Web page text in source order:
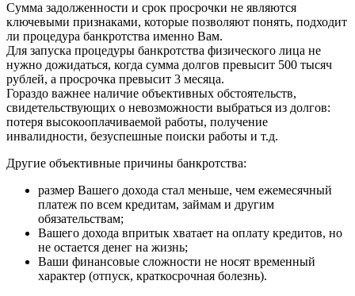
Сумма задолженности и срок просрочки не являются
ключевыми признаками, которые позволяют понять, подходит
ли процедура банкротства именно Вам.
Для запуска процедуры банкротства физического лица не
нужно дожидаться, когда сумма долгов превысит 500 тысяч
рублей, а просрочка превысит 3 месяца.
Гораздо важнее наличие объективных обстоятельств,
свидетельствующих о невозможности выбраться из долгов:
потеря высокооплачиваемой работы, получение
инвалидности, безуспешные поиски работы и т.д.
Другие объективные причины банкротства:
размер Вашего дохода стал меньше, чем ежемесячный
платеж по всем кредитам, займам и другим
обязательствам;
Вашего дохода впритык хватает на оплату кредитов, но
не остается денег на жизнь;
Ваши финансовые сложности не носят временный
характер (отпуск, краткосрочная болезнь).